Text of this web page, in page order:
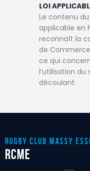
LOI
Le contenu
applicable en
reconnaît la
de
ce qui
l’utilisation du
découlant.
RUGBY CLUB MASSY
RCME